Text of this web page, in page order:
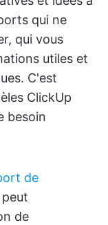
qui ne
qui vous
utiles et
C'est
ClickUp
besoin
de
peut
de